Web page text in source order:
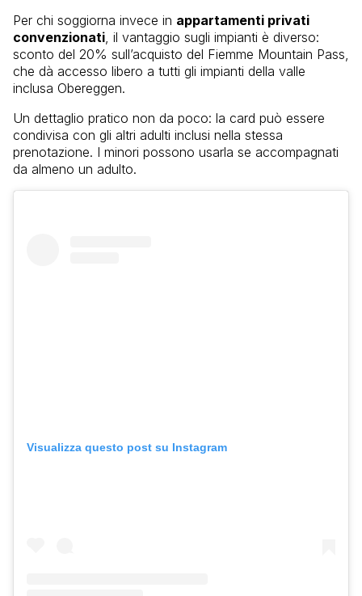
Per chi soggiorna invece in appartamenti privati
convenzionati, il vantaggio sugli impianti è diverso:
sconto del 20% sull’acquisto del Fiemme Mountain Pass,
che dà accesso libero a tutti gli impianti della valle
inclusa Obereggen.
Un dettaglio pratico non da poco: la card può essere
condivisa con gli altri adulti inclusi nella stessa
prenotazione. I minori possono usarla se accompagnati
da almeno un adulto.
Visualizza questo post su Instagram